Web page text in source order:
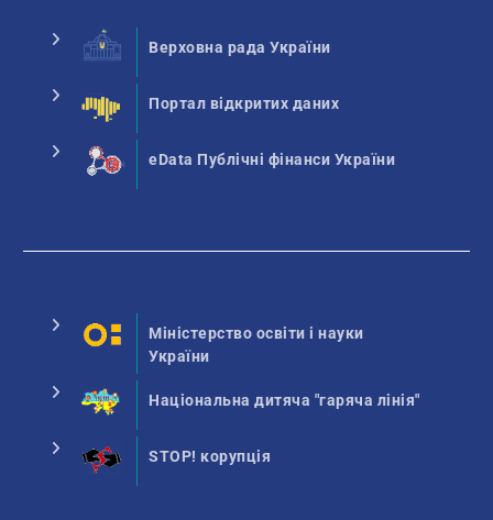
Верховна рада України
Портал відкритих даних
eData Публічні фінанси України
Міністерство освіти і науки
України
Національна дитяча "гаряча лінія"
STOP! корупція